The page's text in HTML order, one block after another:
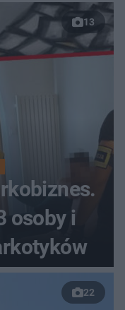
13
22